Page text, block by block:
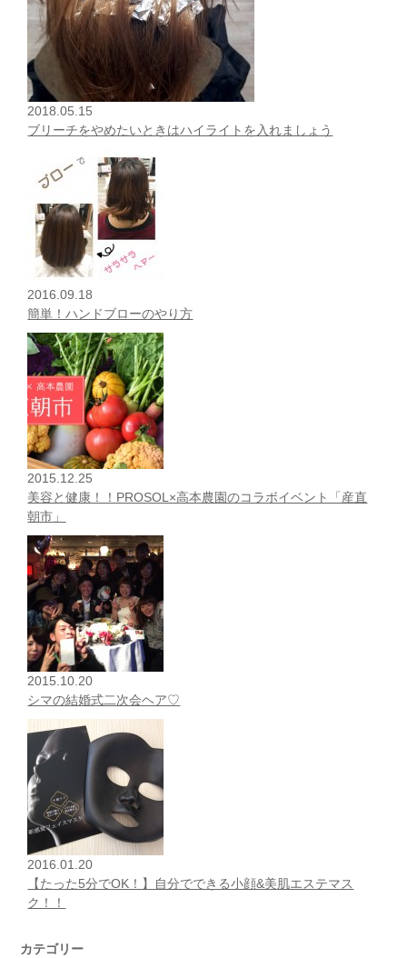
2018.05.15
ブリーチをやめたいときはハイライトを入れましょう
2016.09.18
簡単！ハンドブローのやり方
2015.12.25
美容と健康！！PROSOL×高本農園のコラボイベント「産直
朝市」
2015.10.20
シマの結婚式二次会ヘア♡
2016.01.20
【たった5分でOK！】自分でできる小顔&美肌エステマス
ク！！
カテゴリー